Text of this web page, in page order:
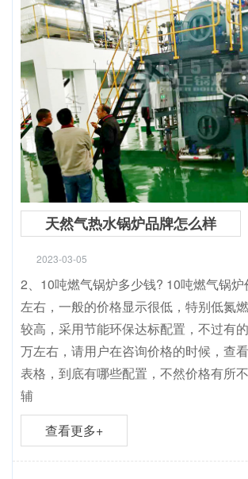
天然气热水锅炉品牌怎么样
2023-03-05
2、10吨燃气锅炉多少钱? 10吨燃气锅
左右，一般的价格显示很低，特别低氮
较高，采用节能环保达标配置，不过有
万左右，请用户在咨询价格的时候，查
表格，到底有哪些配置，不然价格有所
辅
查看更多+